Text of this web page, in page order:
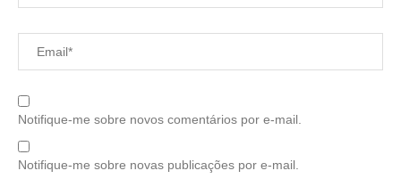
Notifique-me sobre novos comentários por e-mail.
Notifique-me sobre novas publicações por e-mail.